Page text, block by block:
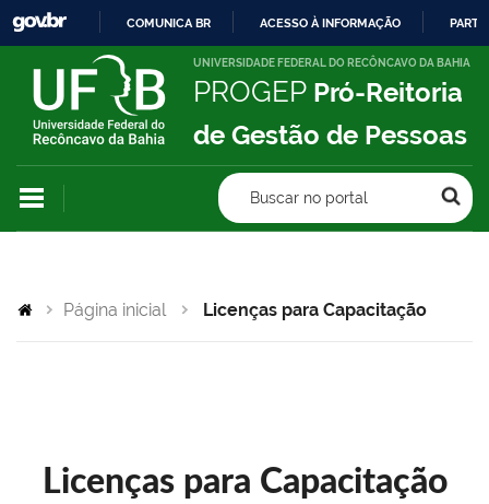
IR
PARA
CONTEÚDO
COMUNICA BR ACESSO À INFORMAÇÃO
UNIVERSIDADE FEDERAL DO RECÔNCAVO DA BAHIA
PROGEP Pró-Reitoria
de Gestão de Pessoas
Buscar no portal
Página inicial Licenças para Capacitação
Licenças para Capacitação